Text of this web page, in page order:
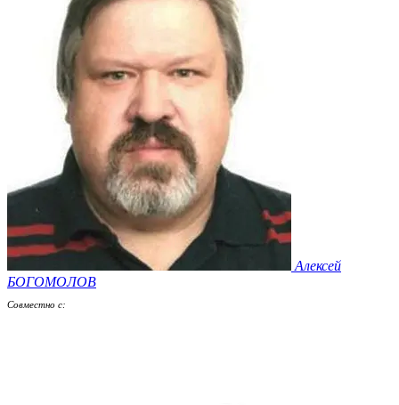
Алексей
БОГОМОЛОВ
Совместно с: